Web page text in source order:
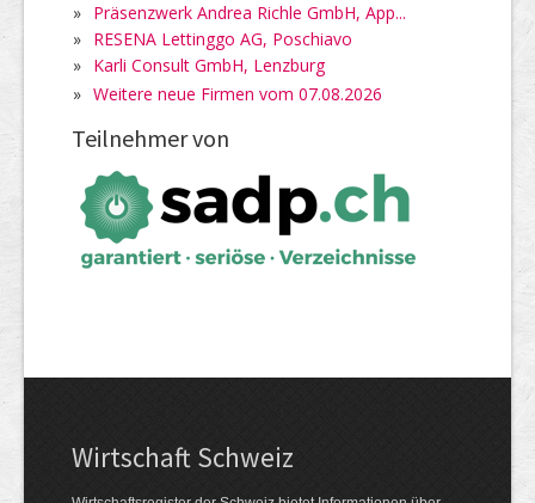
» Präsenzwerk Andrea Richle GmbH, App...
» RESENA Lettinggo AG, Poschiavo
» Karli Consult GmbH, Lenzburg
» Weitere neue Firmen vom 07.08.2026
Teilnehmer von
Wirtschaft Schweiz